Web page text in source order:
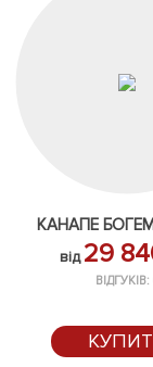
КАНАПЕ
від 29
ВІДГУКІВ: